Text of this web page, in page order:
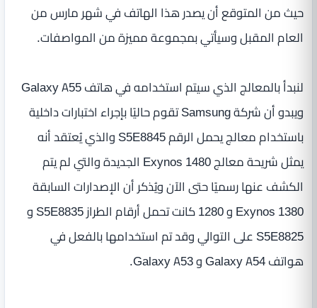
حيث من المتوقع أن يصدر هذا الهاتف في شهر مارس من
العام المقبل وسيأتي بمجموعة مميزة من المواصفات.
لنبدأ بالمعالج الذي سيتم استخدامه في هاتف Galaxy A55
ويبدو أن شركة Samsung تقوم حاليًا بإجراء اختبارات داخلية
باستخدام معالج يحمل الرقم S5E8845 والذي يُعتقد أنه
يمثل شريحة معالج Exynos 1480 الجديدة والتي لم يتم
الكشف عنها رسميًا حتى الآن ويُذكر أن الإصدارات السابقة
Exynos 1380 و 1280 كانت تحمل أرقام الطراز S5E8835 و
S5E8825 على التوالي وقد تم استخدامها بالفعل في
هواتف Galaxy A54 و Galaxy A53.